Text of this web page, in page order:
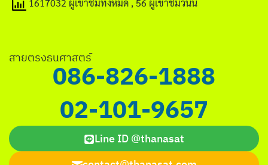
1617032 ผู้เข้าชมทั้งหมด , 56 ผู้เข้าชมวันนี้
สายตรงธนศาสตร์
086-826-1888
02-101-9657
Line ID @thanasat